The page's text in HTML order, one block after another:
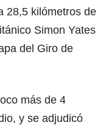
28,5 kilómetros de
Simon Yates
del Giro de
más de 4
y se adjudicó